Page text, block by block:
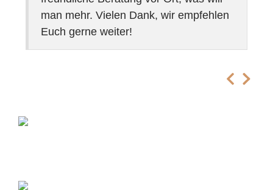
man mehr. Vielen Dank, wir empfehlen
Euch gerne weiter!